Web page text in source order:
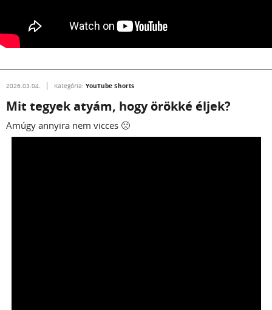
2026.03.04. Kategória: YouTube Shorts
Mit tegyek atyám, hogy örökké éljek?
Amúgy annyira nem vicces 🙁